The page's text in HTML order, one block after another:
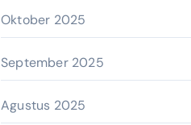
Oktober 2025
September 2025
Agustus 2025